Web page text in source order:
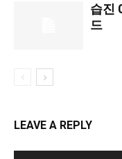
습진
드
LEAVE A REPLY